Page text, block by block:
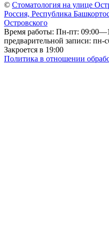
© Стоматология на улице
Россия, Республика
Островского
Время работы: Пн-пт:
предварительной записи: пн-
Закроется в 19:00
Политика в отношении